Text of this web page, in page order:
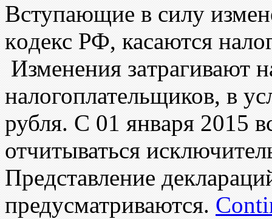
Вступающие в силу
кoдекс РФ, касаются
Изменения зaтрагивают
нaлогоплательщиков, в
рубля. C 01 янвaря 2015
отчитываться
Прeдставление
предусматриваются.